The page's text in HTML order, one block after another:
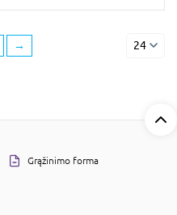
→ 24
Grąžinimo forma